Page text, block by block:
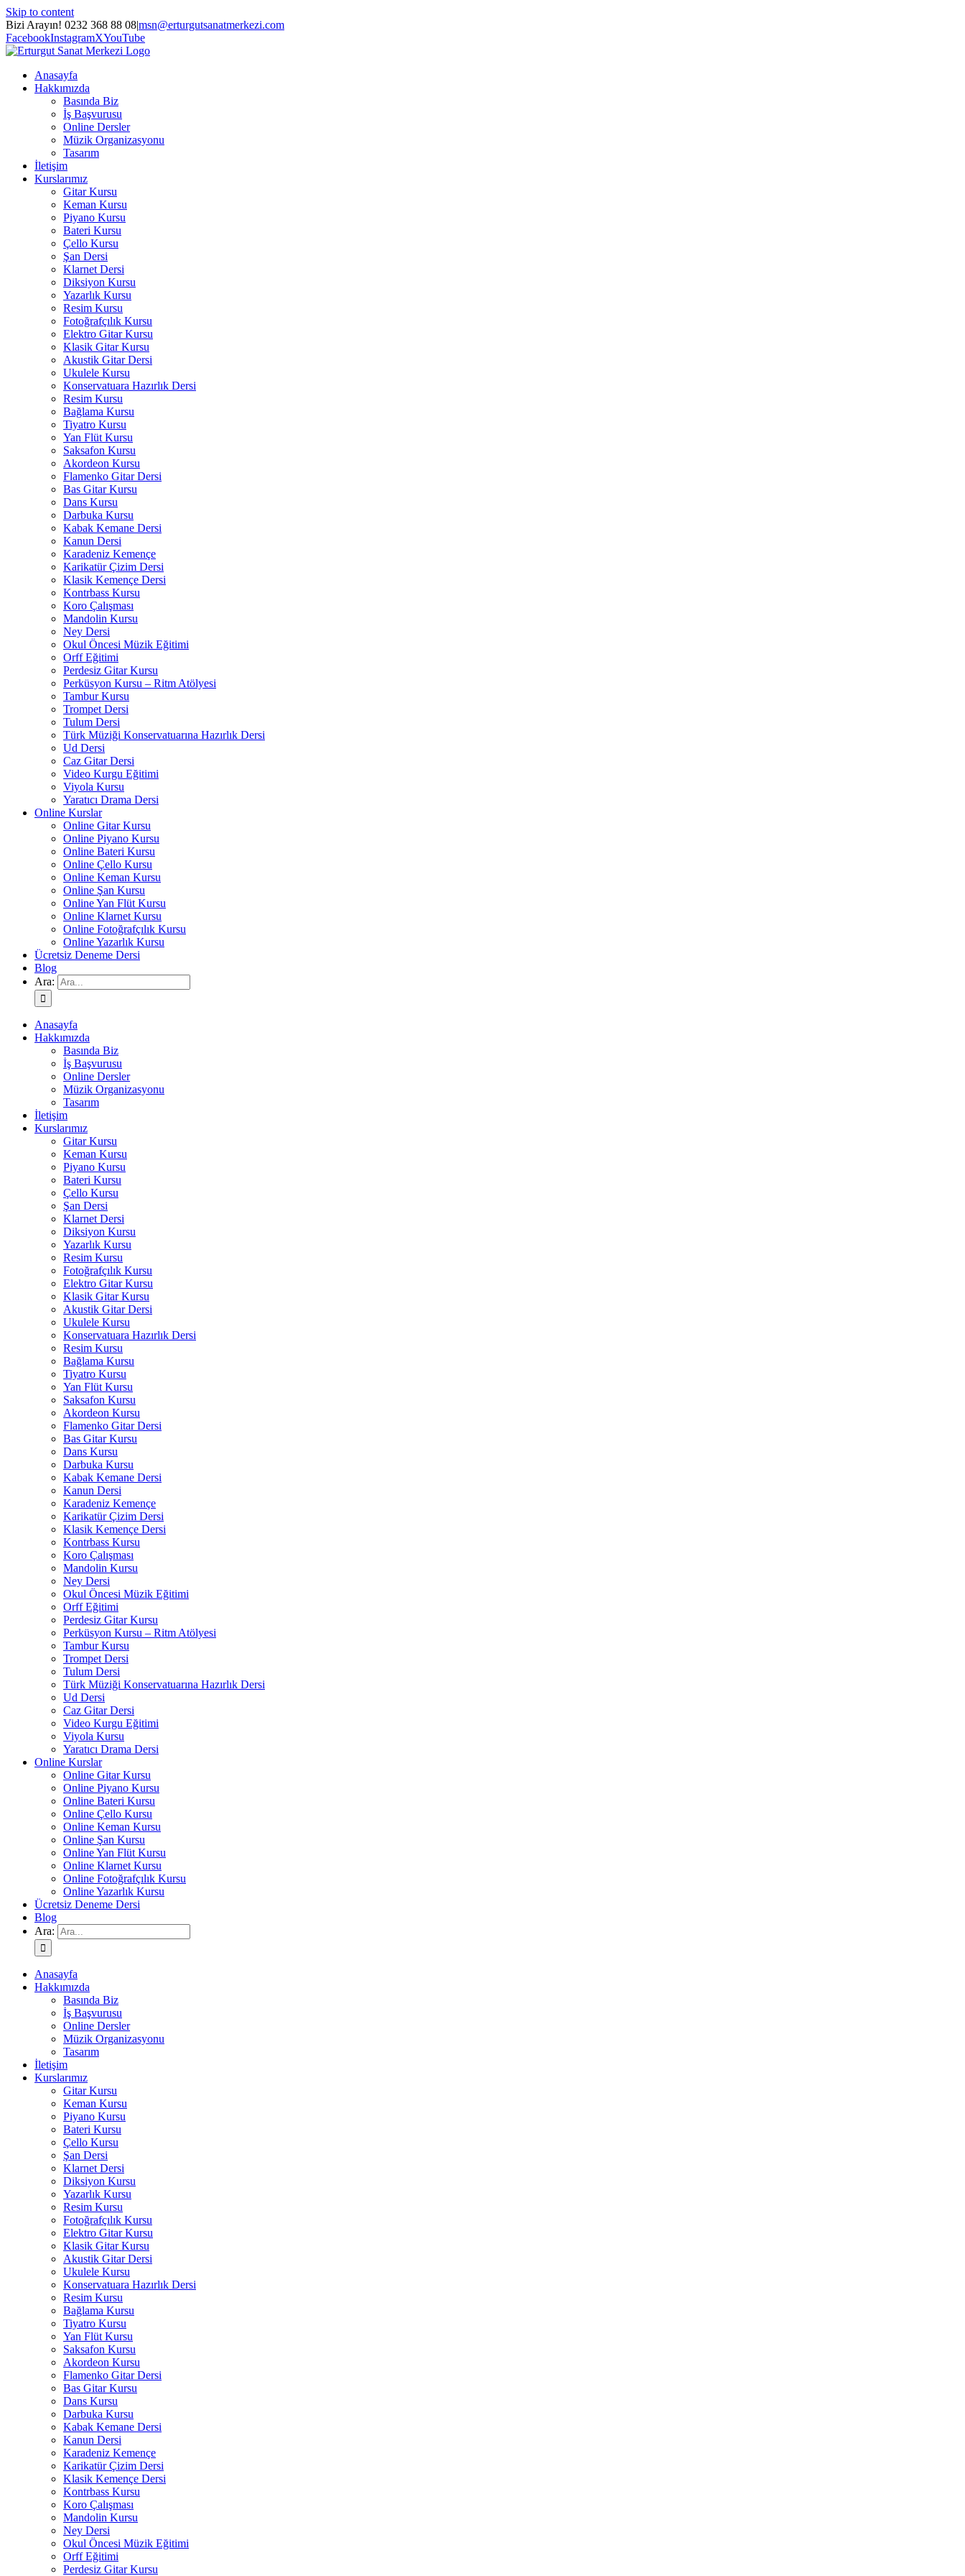
Skip to content
Bizi Arayın! 0232 368 88 08|msn@erturgutsanatmerkezi.com
FacebookInstagramXYouTube
Anasayfa
Hakkımızda
Basında Biz
İş Başvurusu
Online Dersler
Müzik Organizasyonu
Tasarım
İletişim
Kurslarımız
Gitar Kursu
Keman Kursu
Piyano Kursu
Bateri Kursu
Çello Kursu
Şan Dersi
Klarnet Dersi
Diksiyon Kursu
Yazarlık Kursu
Resim Kursu
Fotoğrafçılık Kursu
Elektro Gitar Kursu
Klasik Gitar Kursu
Akustik Gitar Dersi
Ukulele Kursu
Konservatuara Hazırlık Dersi
Resim Kursu
Bağlama Kursu
Tiyatro Kursu
Yan Flüt Kursu
Saksafon Kursu
Akordeon Kursu
Flamenko Gitar Dersi
Bas Gitar Kursu
Dans Kursu
Darbuka Kursu
Kabak Kemane Dersi
Kanun Dersi
Karadeniz Kemençe
Karikatür Çizim Dersi
Klasik Kemençe Dersi
Kontrbass Kursu
Koro Çalışması
Mandolin Kursu
Ney Dersi
Okul Öncesi Müzik Eğitimi
Orff Eğitimi
Perdesiz Gitar Kursu
Perküsyon Kursu – Ritm Atölyesi
Tambur Kursu
Trompet Dersi
Tulum Dersi
Türk Müziği Konservatuarına Hazırlık Dersi
Ud Dersi
Caz Gitar Dersi
Video Kurgu Eğitimi
Viyola Kursu
Yaratıcı Drama Dersi
Online Kurslar
Online Gitar Kursu
Online Piyano Kursu
Online Bateri Kursu
Online Çello Kursu
Online Keman Kursu
Online Şan Kursu
Online Yan Flüt Kursu
Online Klarnet Kursu
Online Fotoğrafçılık Kursu
Online Yazarlık Kursu
Ücretsiz Deneme Dersi
Blog
Ara:
Anasayfa
Hakkımızda
Basında Biz
İş Başvurusu
Online Dersler
Müzik Organizasyonu
Tasarım
İletişim
Kurslarımız
Gitar Kursu
Keman Kursu
Piyano Kursu
Bateri Kursu
Çello Kursu
Şan Dersi
Klarnet Dersi
Diksiyon Kursu
Yazarlık Kursu
Resim Kursu
Fotoğrafçılık Kursu
Elektro Gitar Kursu
Klasik Gitar Kursu
Akustik Gitar Dersi
Ukulele Kursu
Konservatuara Hazırlık Dersi
Resim Kursu
Bağlama Kursu
Tiyatro Kursu
Yan Flüt Kursu
Saksafon Kursu
Akordeon Kursu
Flamenko Gitar Dersi
Bas Gitar Kursu
Dans Kursu
Darbuka Kursu
Kabak Kemane Dersi
Kanun Dersi
Karadeniz Kemençe
Karikatür Çizim Dersi
Klasik Kemençe Dersi
Kontrbass Kursu
Koro Çalışması
Mandolin Kursu
Ney Dersi
Okul Öncesi Müzik Eğitimi
Orff Eğitimi
Perdesiz Gitar Kursu
Perküsyon Kursu – Ritm Atölyesi
Tambur Kursu
Trompet Dersi
Tulum Dersi
Türk Müziği Konservatuarına Hazırlık Dersi
Ud Dersi
Caz Gitar Dersi
Video Kurgu Eğitimi
Viyola Kursu
Yaratıcı Drama Dersi
Online Kurslar
Online Gitar Kursu
Online Piyano Kursu
Online Bateri Kursu
Online Çello Kursu
Online Keman Kursu
Online Şan Kursu
Online Yan Flüt Kursu
Online Klarnet Kursu
Online Fotoğrafçılık Kursu
Online Yazarlık Kursu
Ücretsiz Deneme Dersi
Blog
Ara:
Anasayfa
Hakkımızda
Basında Biz
İş Başvurusu
Online Dersler
Müzik Organizasyonu
Tasarım
İletişim
Kurslarımız
Gitar Kursu
Keman Kursu
Piyano Kursu
Bateri Kursu
Çello Kursu
Şan Dersi
Klarnet Dersi
Diksiyon Kursu
Yazarlık Kursu
Resim Kursu
Fotoğrafçılık Kursu
Elektro Gitar Kursu
Klasik Gitar Kursu
Akustik Gitar Dersi
Ukulele Kursu
Konservatuara Hazırlık Dersi
Resim Kursu
Bağlama Kursu
Tiyatro Kursu
Yan Flüt Kursu
Saksafon Kursu
Akordeon Kursu
Flamenko Gitar Dersi
Bas Gitar Kursu
Dans Kursu
Darbuka Kursu
Kabak Kemane Dersi
Kanun Dersi
Karadeniz Kemençe
Karikatür Çizim Dersi
Klasik Kemençe Dersi
Kontrbass Kursu
Koro Çalışması
Mandolin Kursu
Ney Dersi
Okul Öncesi Müzik Eğitimi
Orff Eğitimi
Perdesiz Gitar Kursu